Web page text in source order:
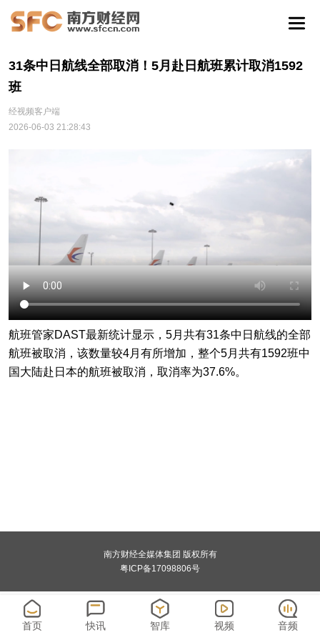
31条中日航线全部取消！5月赴日航班累计取消1592
班
经视频客户端
2026-06-03 21:28:43
航班管家DAST最新统计显示，5月共有31条中日航线的全部
航班被取消，该数量较4月有所增加，整个5月共有1592班中
国大陆赴日本的航班被取消，取消率为37.6%。
南方财经全媒体集团 版权所有
粤ICP备17098806号
首页 快讯 智库 视频 音频